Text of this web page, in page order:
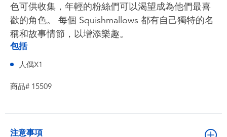
色可供收集，年輕的粉絲們可以渴望成為他們最喜
歡的角色。 每個 Squishmallows 都有自己獨特的名
稱和故事情節，以增添樂趣。
包括
人偶X1
商品# 15509
注意事項